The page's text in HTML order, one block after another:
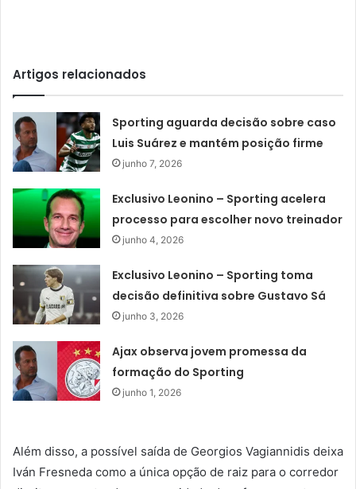
Artigos relacionados
Sporting aguarda decisão sobre caso
Luis Suárez e mantém posição firme
junho 7, 2026
Exclusivo Leonino – Sporting acelera
processo para escolher novo treinador
junho 4, 2026
Exclusivo Leonino – Sporting toma
decisão definitiva sobre Gustavo Sá
junho 3, 2026
Ajax observa jovem promessa da
formação do Sporting
junho 1, 2026
Além disso, a possível saída de Georgios Vagiannidis deixa
Iván Fresneda como a única opção de raiz para o corredor